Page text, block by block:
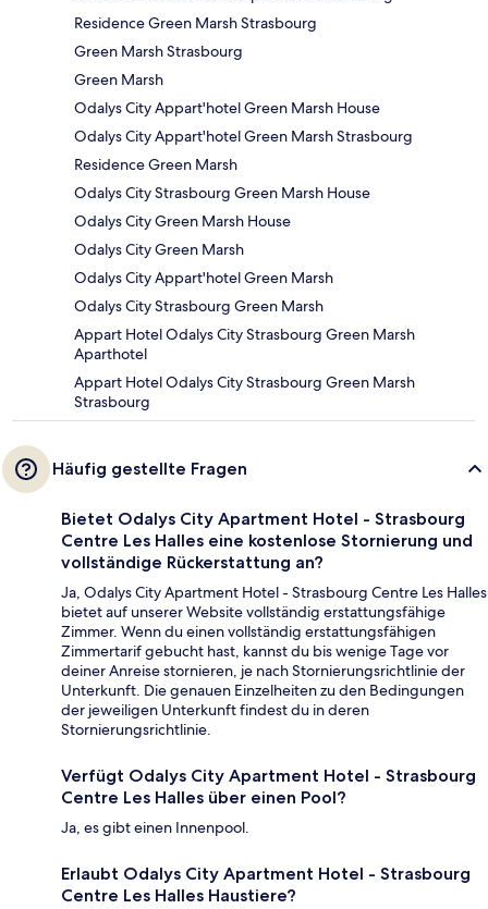
Residence Green Marsh Strasbourg
Green Marsh Strasbourg
Green Marsh
Odalys City Appart'hotel Green Marsh House
Odalys City Appart'hotel Green Marsh Strasbourg
Residence Green Marsh
Odalys City Strasbourg Green Marsh House
Odalys City Green Marsh House
Odalys City Green Marsh
Odalys City Appart'hotel Green Marsh
Odalys City Strasbourg Green Marsh
Appart Hotel Odalys City Strasbourg Green Marsh
Aparthotel
Appart Hotel Odalys City Strasbourg Green Marsh
Strasbourg
Häufig gestellte Fragen
Bietet Odalys City Apartment Hotel - Strasbourg
Centre Les Halles eine kostenlose Stornierung und
vollständige Rückerstattung an?
Ja, Odalys City Apartment Hotel - Strasbourg Centre Les Halles
bietet auf unserer Website vollständig erstattungsfähige
Zimmer. Wenn du einen vollständig erstattungsfähigen
Zimmertarif gebucht hast, kannst du bis wenige Tage vor
deiner Anreise stornieren, je nach Stornierungsrichtlinie der
Unterkunft. Die genauen Einzelheiten zu den Bedingungen
der jeweiligen Unterkunft findest du in deren
Stornierungsrichtlinie.
Verfügt Odalys City Apartment Hotel - Strasbourg
Centre Les Halles über einen Pool?
Ja, es gibt einen Innenpool.
Erlaubt Odalys City Apartment Hotel - Strasbourg
Centre Les Halles Haustiere?